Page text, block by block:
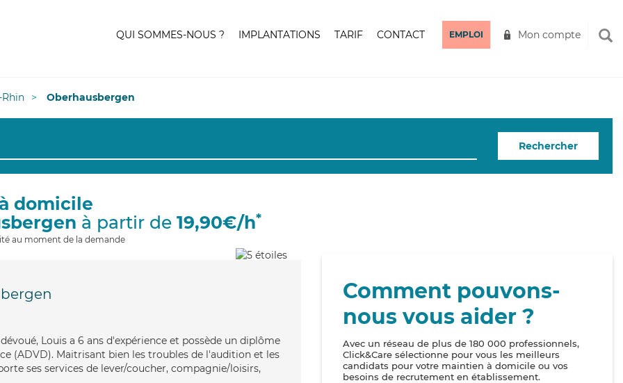
QUI SOMMES-NOUS ? IMPLANTATIONS TARIF CONTACT EMPLOI Mon compte
Rhin Oberhausbergen
Rechercher
domicile
à partir de 19,90€/h*
au moment de la demande
Louis a 6 ans d'expérience et possède un diplôme
(ADVD). Maitrisant bien les troubles de l'audition et les
ses services de lever/coucher, compagnie/loisirs,
Comment pouvons-
nous vous aider ?
Avec un réseau de plus de 180 000 professionnels,
Click&Care sélectionne pour vous les meilleurs
candidats pour votre maintien à domicile ou vos
besoins de recrutement en établissement.